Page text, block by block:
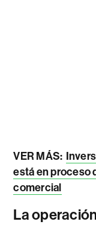
VER MÁS:
está en proceso
comercial
La